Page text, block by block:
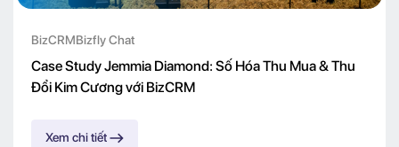
BizCRMBizfly Chat
Case Study Jemmia Diamond: Số Hóa Thu Mua & Thu
Đổi Kim Cương với BizCRM
Xem chi tiết